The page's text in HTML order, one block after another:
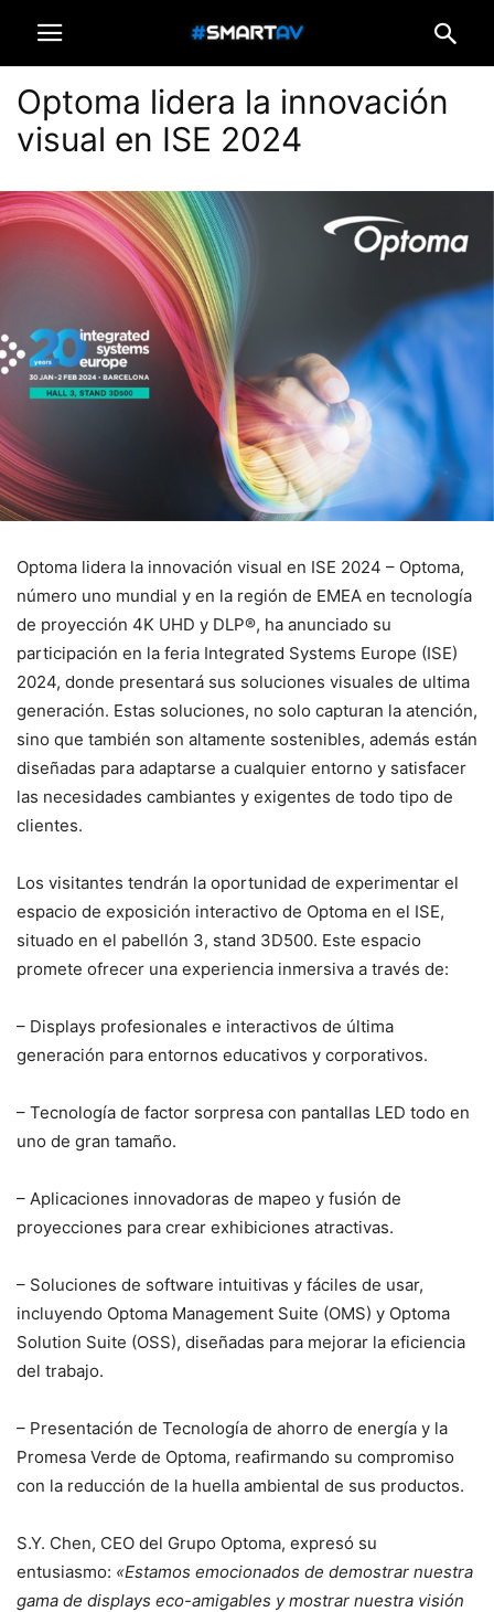
Optoma lidera la innovación
visual en ISE 2024
Optoma lidera la innovación visual en ISE 2024 – Optoma,
número uno mundial y en la región de EMEA en tecnología
de proyección 4K UHD y DLP®, ha anunciado su
participación en la feria Integrated Systems Europe (ISE)
2024, donde presentará sus soluciones visuales de ultima
generación. Estas soluciones, no solo capturan la atención,
sino que también son altamente sostenibles, además están
diseñadas para adaptarse a cualquier entorno y satisfacer
las necesidades cambiantes y exigentes de todo tipo de
clientes.
Los visitantes tendrán la oportunidad de experimentar el
espacio de exposición interactivo de Optoma en el ISE,
situado en el pabellón 3, stand 3D500. Este espacio
promete ofrecer una experiencia inmersiva a través de:
– Displays profesionales e interactivos de última
generación para entornos educativos y corporativos.
– Tecnología de factor sorpresa con pantallas LED todo en
uno de gran tamaño.
– Aplicaciones innovadoras de mapeo y fusión de
proyecciones para crear exhibiciones atractivas.
– Soluciones de software intuitivas y fáciles de usar,
incluyendo Optoma Management Suite (OMS) y Optoma
Solution Suite (OSS), diseñadas para mejorar la eficiencia
del trabajo.
– Presentación de Tecnología de ahorro de energía y la
Promesa Verde de Optoma, reafirmando su compromiso
con la reducción de la huella ambiental de sus productos.
S.Y. Chen, CEO del Grupo Optoma, expresó su
entusiasmo: «Estamos emocionados de demostrar nuestra
gama de displays eco-amigables y mostrar nuestra visión